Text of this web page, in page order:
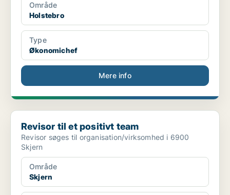
Område
Holstebro
Type
Økonomichef
Mere info
Revisor til et positivt team
Revisor til et positivt team
Revisor søges til organisation/virksomhed i 6900
Skjern
Område
Skjern